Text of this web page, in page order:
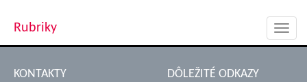
Rubriky
KONTAKTY DÔLEŽITÉ ODKAZY